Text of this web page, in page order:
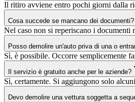
Il ritiro avviene entro pochi giorni dalla
Cosa succede se mancano dei documenti?
Nel caso non si reperiscano i documenti
Posso demolire un'auto priva di una o
Sì, è possibile. Occorre semplicemente
Il servizio è gratuito anche per le aziende?
Sì, certamente. Si aggiungono solo
Devo demolire una vettura soggetta a